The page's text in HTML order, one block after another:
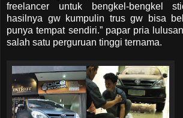
freelancer untuk bengkel-bengkel
hasilnya gw kumpulin trus gw bisa
punya tempat sendiri.” papar pria
salah satu perguruan tinggi ternama.